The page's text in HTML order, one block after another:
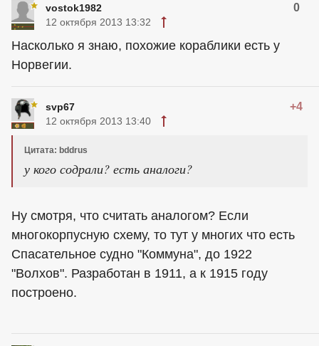
vostok1982 0
12 октября 2013 13:32
Насколько я знаю, похожие кораблики есть у
Норвегии.
svp67 +4
12 октября 2013 13:40
Цитата: bddrus
у кого содрали? есть аналоги?
Ну смотря, что считать аналогом? Если
многокорпусную схему, то тут у многих что есть
Спасательное судно "Коммуна", до 1922
"Волхов". Разработан в 1911, а к 1915 году
построено.